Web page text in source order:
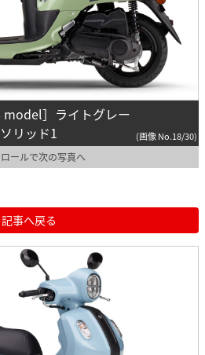
model］ライトグレー
リッド1
(画像 No.18/30)
ールで次の写真へ
記事へ戻る